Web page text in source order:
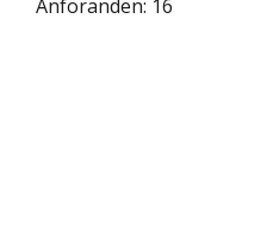
Anföranden: 16